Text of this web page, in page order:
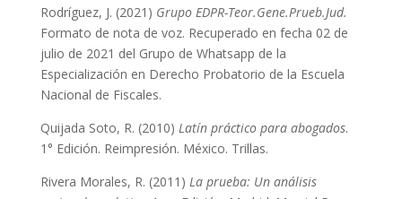
Rodríguez, J. (2021) Grupo EDPR-Teor.Gene.Prueb.Jud.
Formato de nota de voz. Recuperado en fecha 02 de
julio de 2021 del Grupo de Whatsapp de la
Especialización en Derecho Probatorio de la Escuela
Nacional de Fiscales.
Quijada Soto, R. (2010) Latín práctico para abogados.
1° Edición. Reimpresión. México. Trillas.
Rivera Morales, R. (2011) La prueba: Un análisis